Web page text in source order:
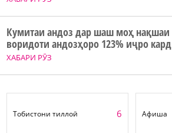
ХАБАРИ РӮЗ
Кумитаи андоз дар шаш моҳ нақшаи
воридоти андозҳоро 123% иҷро кард
Тобистони тиллоӣ 6 Афиша